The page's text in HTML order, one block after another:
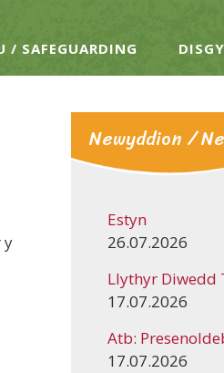
/ SAFEGUARDING
y
Newyddion /
Estyn
26.07.2026
Llythyr Diwedd
17.07.2026
Atb:
17.07.2026